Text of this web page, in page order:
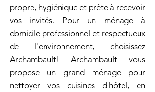
propre, hygiénique et prête à recevoir
vos invités. Pour un ménage à
domicile professionnel et respectueux
de l'environnement, choisissez
Archambault! Archambault vous
propose un grand ménage pour
nettoyer vos cuisines d'hôtel, en